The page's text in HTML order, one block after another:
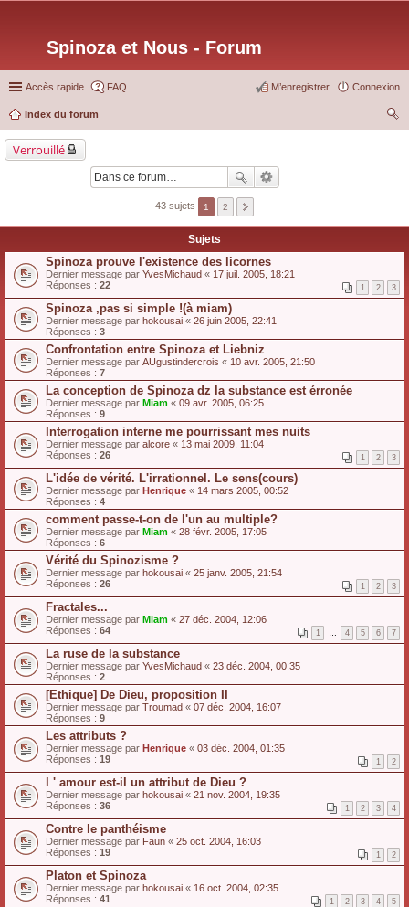
Spinoza et Nous - Forum
Accès rapide FAQ Connexion
M’enregistrer
Index du forum
Verrouillé
43 sujets 1 2
Sujets
Spinoza prouve l'existence des licornes
Dernier message par YvesMichaud « 17 juil. 2005, 18:21
Réponses : 22 1 2 3
Spinoza ,pas si simple !(à miam)
Dernier message par hokousai « 26 juin 2005, 22:41
Réponses : 3
Confrontation entre Spinoza et Liebniz
Dernier message par AUgustindercrois « 10 avr. 2005, 21:50
Réponses : 7
La conception de Spinoza dz la substance est érronée
Dernier message par Miam « 09 avr. 2005, 06:25
Réponses : 9
Interrogation interne me pourrissant mes nuits
Dernier message par alcore « 13 mai 2009, 11:04
Réponses : 26 1 2 3
L'idée de vérité. L'irrationnel. Le sens(cours)
Dernier message par Henrique « 14 mars 2005, 00:52
Réponses : 4
comment passe-t-on de l'un au multiple?
Dernier message par Miam « 28 févr. 2005, 17:05
Réponses : 6
Vérité du Spinozisme ?
Dernier message par hokousai « 25 janv. 2005, 21:54
Réponses : 26 1 2 3
Fractales...
Dernier message par Miam « 27 déc. 2004, 12:06
Réponses : 64 1 … 4 5 6 7
La ruse de la substance
Dernier message par YvesMichaud « 23 déc. 2004, 00:35
Réponses : 2
[Ethique] De Dieu, proposition II
Dernier message par Troumad « 07 déc. 2004, 16:07
Réponses : 9
Les attributs ?
Dernier message par Henrique « 03 déc. 2004, 01:35
Réponses : 19 1 2
l ' amour est-il un attribut de Dieu ?
Dernier message par hokousai « 21 nov. 2004, 19:35
Réponses : 36 1 2 3 4
Contre le panthéisme
Dernier message par Faun « 25 oct. 2004, 16:03
Réponses : 19 1 2
Platon et Spinoza
Dernier message par hokousai « 16 oct. 2004, 02:35
Réponses : 41 1 2 3 4 5